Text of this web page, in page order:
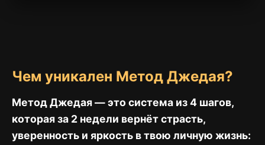
Чем уникален Метод Джедая?
Метод Джедая — это система из 4 шагов,
которая за 2 недели вернёт страсть,
уверенность и яркость в твою личную жизнь: